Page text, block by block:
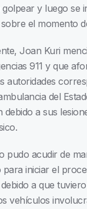
y luego se
el momento
Joan Kuri
911 y que
autoridades
del
debido a sus
pudo acudir de
iniciar el
a que
vehículos